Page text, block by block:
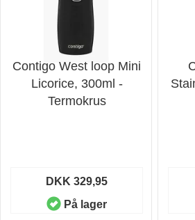
Contigo West loop Mini
Licorice, 300ml -
Termokrus
DKK 329,95
På lager